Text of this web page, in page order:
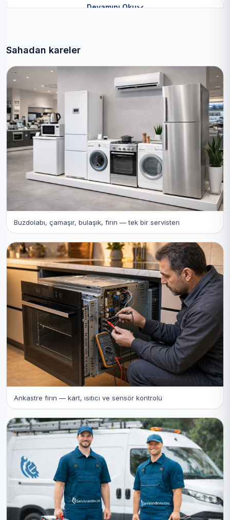
Devamını Oku
Sahadan kareler
Buzdolabı, çamaşır, bulaşık, fırın — tek bir servisten
Ankastre fırın — kart, ısıtıcı ve sensör kontrolü